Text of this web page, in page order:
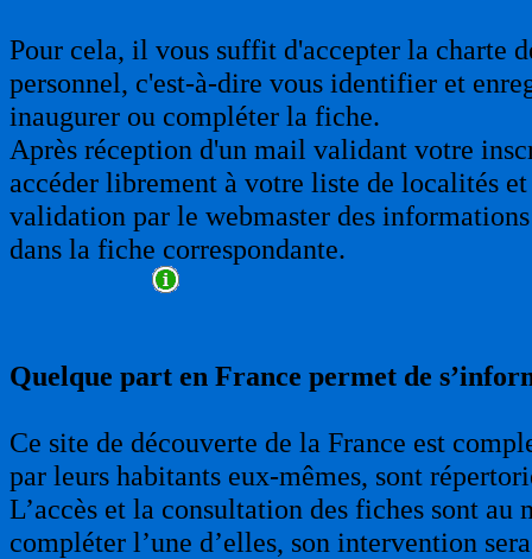
Pour cela, il vous suffit d'accepter la charte
personnel, c'est-à-dire vous identifier et
inaugurer ou compléter la fiche.
Après réception d'un mail validant votre
accéder librement à votre liste de localités
validation par le webmaster des
dans la fiche correspondante.
Quelque part en France permet de
Ce site de découverte de la France est
par leurs habitants eux-mêmes, sont
L’accès et la consultation des fiches sont
compléter l’une d’elles, son intervention